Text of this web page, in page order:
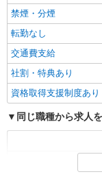
派遣社員
株式会社トラストグ
キープ
株式会社トラスト
禁煙・分煙
転勤なし
交通費支給
社割・特典あり
資格取得支援制度あり
同じ職種から求人